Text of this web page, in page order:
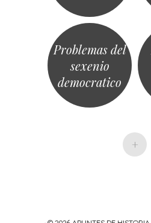
Problemas del
sexenio
democratico
+